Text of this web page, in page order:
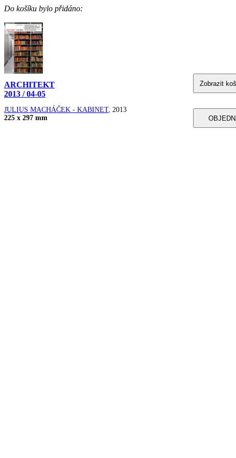
Do košíku bylo přidáno:
ARCHITEKT
2013 / 04-05
JULIUS MACHÁČEK - KABINET, 2013
225 x 297 mm